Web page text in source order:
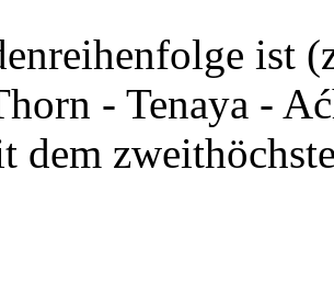
ist
- Tenaya -
dem